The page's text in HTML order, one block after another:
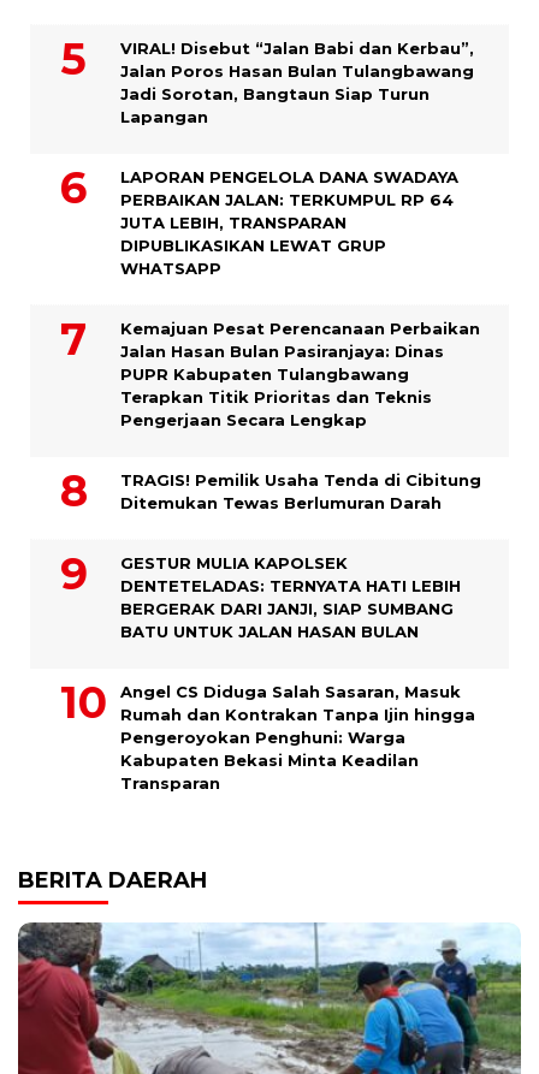
VIRAL! Disebut “Jalan Babi dan Kerbau”,
Jalan Poros Hasan Bulan Tulangbawang
Jadi Sorotan, Bangtaun Siap Turun
Lapangan
LAPORAN PENGELOLA DANA SWADAYA
PERBAIKAN JALAN: TERKUMPUL RP 64
JUTA LEBIH, TRANSPARAN
DIPUBLIKASIKAN LEWAT GRUP
WHATSAPP
Kemajuan Pesat Perencanaan Perbaikan
Jalan Hasan Bulan Pasiranjaya: Dinas
PUPR Kabupaten Tulangbawang
Terapkan Titik Prioritas dan Teknis
Pengerjaan Secara Lengkap
TRAGIS! Pemilik Usaha Tenda di Cibitung
Ditemukan Tewas Berlumuran Darah
GESTUR MULIA KAPOLSEK
DENTETELADAS: TERNYATA HATI LEBIH
BERGERAK DARI JANJI, SIAP SUMBANG
BATU UNTUK JALAN HASAN BULAN
Angel CS Diduga Salah Sasaran, Masuk
Rumah dan Kontrakan Tanpa Ijin hingga
Pengeroyokan Penghuni: Warga
Kabupaten Bekasi Minta Keadilan
Transparan
BERITA DAERAH